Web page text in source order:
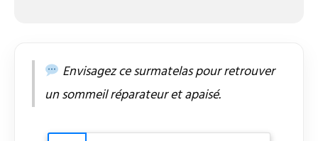
forme en gel et une
mousse de soutien à
haute densité, qui est
respirante, vous
Envisagez ce surmatelas pour retrouver
un sommeil réparateur et apaisé.